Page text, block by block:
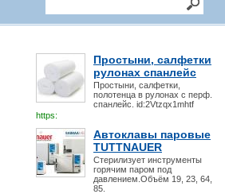
Простыни, салфетки
рулонах спанлейс
Простыни, салфетки,
полотенца в рулонах с перф.
спанлейс. id:2Vtzqx1mhtf
https:
Автоклавы паровые
TUTTNAUER
Стерилизует инструменты
горячим паром под
давлением.Объём 19, 23, 64,
85.